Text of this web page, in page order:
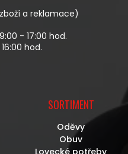
a reklamace)
- 17:00 hod.
hod.
SORTIMENT
Oděvy
Obuv